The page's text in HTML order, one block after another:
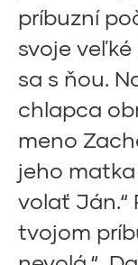
príbuzní
svoje
sa s ňou.
chlapca
meno
jeho matka
volať Ján.“
tvojom